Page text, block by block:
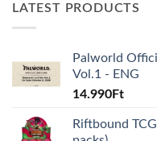
LATEST PRODUCTS
Palworld
Vol.1 - ENG
14.990Ft
Riftbound